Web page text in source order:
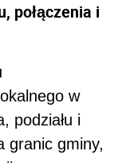
połączenia i
w
podziału i
granic gminy,